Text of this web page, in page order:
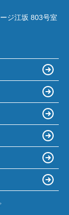
ジ江坂 803号室